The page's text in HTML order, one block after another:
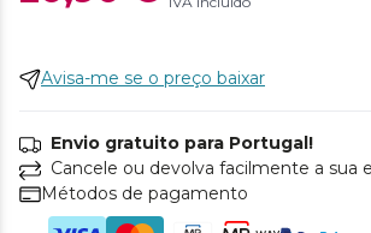
Avisa-me se o preço baixar
Envio gratuito para Portugal!
Cancele ou devolva facilmente a sua
Métodos de pagamento